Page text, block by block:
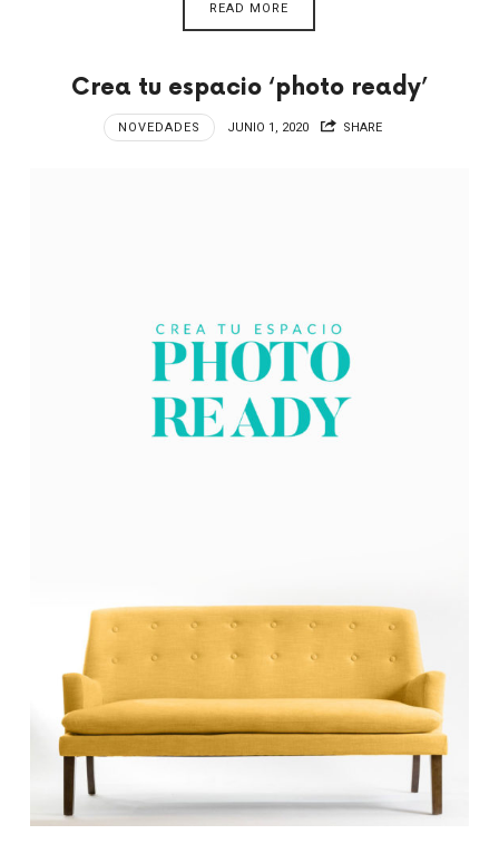
READ MORE
Crea tu espacio ‘photo ready’
NOVEDADES JUNIO 1, 2020 SHARE